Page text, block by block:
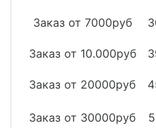
Заказ от 7000руб
Заказ от 10.000руб
Заказ от 20000руб
Заказ от 30000руб